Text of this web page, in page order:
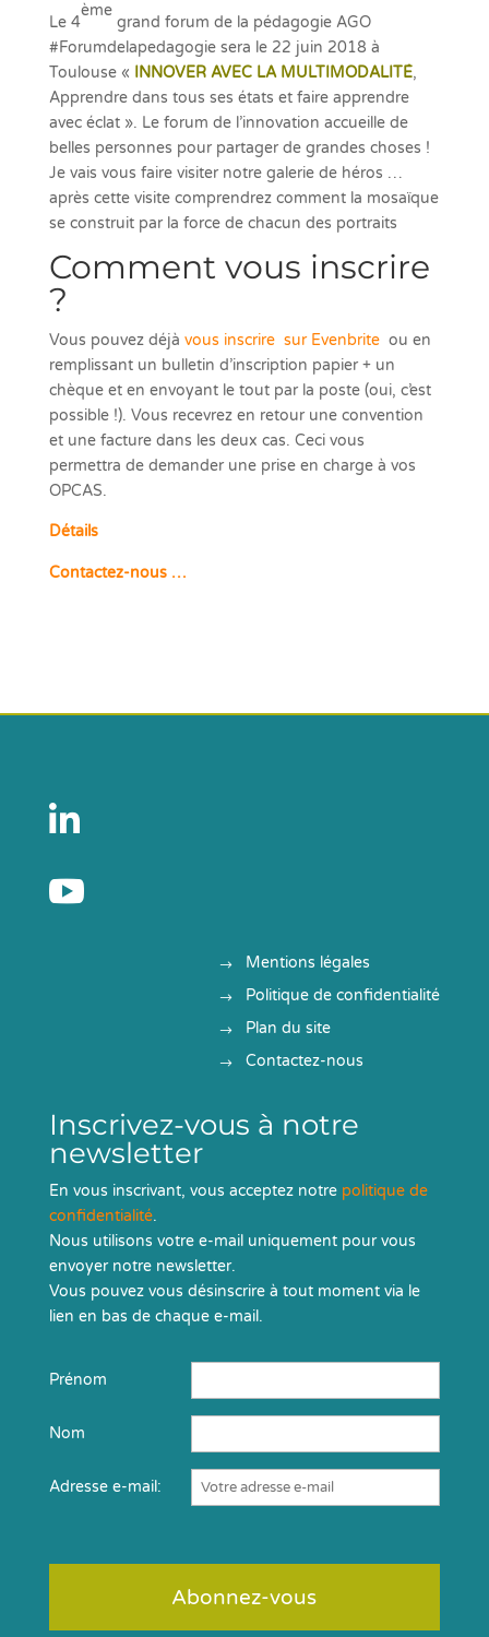
Le 4
ème
grand forum de la pédagogie AGO
#Forumdelapedagogie sera le 22 juin 2018 à
Toulouse « INNOVER AVEC LA MULTIMODALITÉ,
Apprendre dans tous ses états et faire apprendre
avec éclat ». Le forum de l’innovation accueille de
belles personnes pour partager de grandes choses !
Je vais vous faire visiter notre galerie de héros …
après cette visite comprendrez comment la mosaïque
se construit par la force de chacun des portraits
Comment vous inscrire
?
Vous pouvez déjà vous inscrire sur Evenbrite ou en
remplissant un bulletin d’inscription papier + un
chèque et en envoyant le tout par la poste (oui, c’est
possible !). Vous recevrez en retour une convention
et une facture dans les deux cas. Ceci vous
permettra de demander une prise en charge à vos
OPCAS.
Détails
Contactez-nous …


Mentions légales
Politique de confidentialité
Plan du site
Contactez-nous
Inscrivez-vous à notre
newsletter
En vous inscrivant, vous acceptez notre politique de
confidentialité.
Nous utilisons votre e-mail uniquement pour vous
envoyer notre newsletter.
Vous pouvez vous désinscrire à tout moment via le
lien en bas de chaque e-mail.
Prénom
Nom
Adresse e-mail: